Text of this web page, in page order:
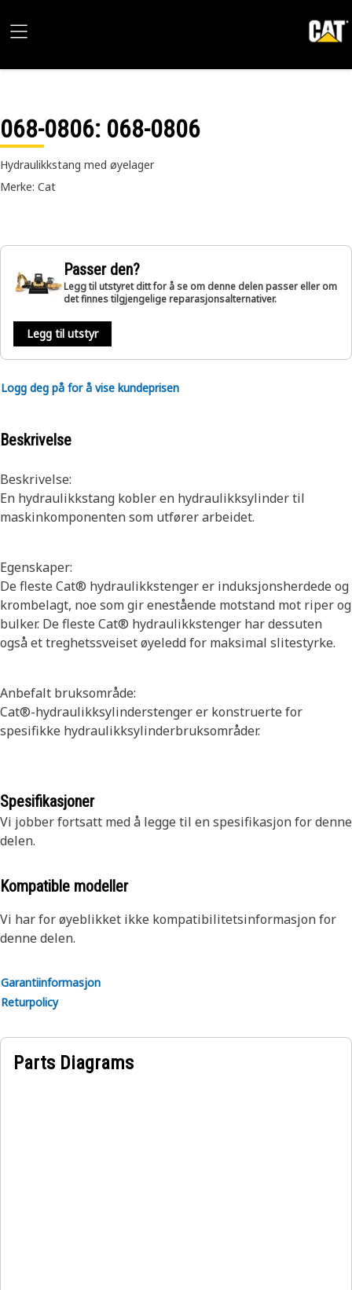
068-0806: 068-0806
Hydraulikkstang med øyelager
Merke: Cat
Passer den?
Legg til utstyret ditt for å se om denne delen passer eller om
det finnes tilgjengelige reparasjonsalternativer.
Legg til utstyr
Logg deg på for å vise kundeprisen
Beskrivelse
Beskrivelse:
En hydraulikkstang kobler en hydraulikksylinder til
maskinkomponenten som utfører arbeidet.
Egenskaper:
De fleste Cat® hydraulikkstenger er induksjonsherdede og
krombelagt, noe som gir enestående motstand mot riper og
bulker. De fleste Cat® hydraulikkstenger har dessuten
også et treghetssveiset øyeledd for maksimal slitestyrke.
Anbefalt bruksområde:
Cat®-hydraulikksylinderstenger er konstruerte for
spesifikke hydraulikksylinderbruksområder.
Spesifikasjoner
Vi jobber fortsatt med å legge til en spesifikasjon for denne
delen.
Kompatible modeller
Vi har for øyeblikket ikke kompatibilitetsinformasjon for
denne delen.
Garantiinformasjon
Returpolicy
Parts Diagrams